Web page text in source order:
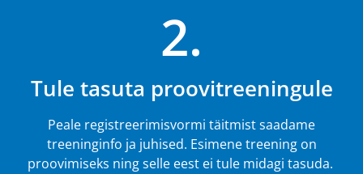
2.
Tule tasuta proovitreeningule
Peale registreerimisvormi täitmist saadame
treeninginfo ja juhised. Esimene treening on
proovimiseks ning selle eest ei tule midagi tasuda.